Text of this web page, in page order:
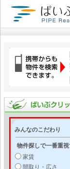
みんなのこだわり
物件探しで一番重視
家賃
間取り・広さ